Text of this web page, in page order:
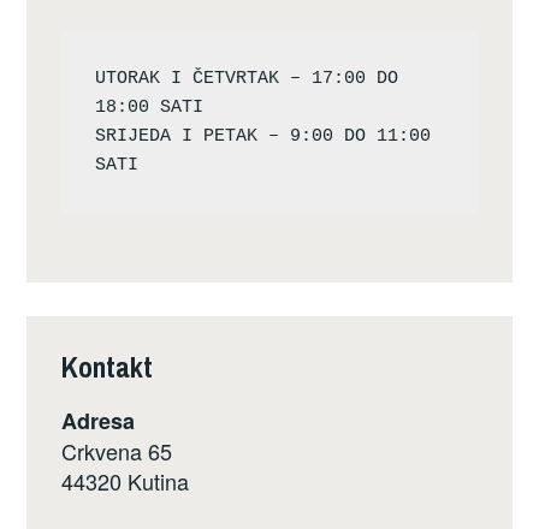
UTORAK I ČETVRTAK – 17:00 DO
18:00 SATI
SRIJEDA I PETAK – 9:00 DO 11:00
Kontakt
Adresa
Crkvena 65
44320 Kutina